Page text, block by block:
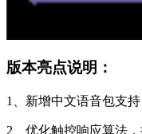
版本亮点说明：
1、新增中文语音包支
2、优化触控响应算法